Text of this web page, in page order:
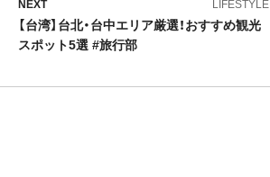
NEXT LIFESTYLE
【台湾】台北・台中エリア厳選！おすすめ観光
スポット5選 #旅行部